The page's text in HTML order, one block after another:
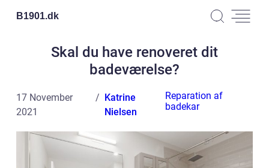
B1901.dk
Skal du have renoveret dit
badeværelse?
17 November
2021
Katrine
Nielsen
Reparation af
badekar